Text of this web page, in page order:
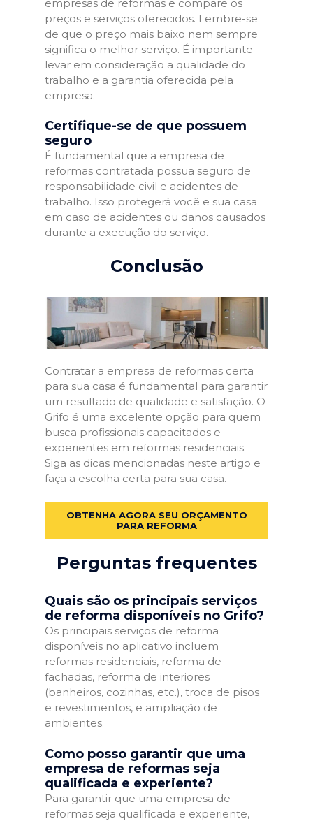
empresas de reformas e compare os
preços e serviços oferecidos. Lembre-se
de que o preço mais baixo nem sempre
significa o melhor serviço. É importante
levar em consideração a qualidade do
trabalho e a garantia oferecida pela
empresa.
Certifique-se de que possuem
seguro
É fundamental que a empresa de
reformas contratada possua seguro de
responsabilidade civil e acidentes de
trabalho. Isso protegerá você e sua casa
em caso de acidentes ou danos causados
durante a execução do serviço.
Conclusão
Contratar a empresa de reformas certa
para sua casa é fundamental para garantir
um resultado de qualidade e satisfação. O
Grifo é uma excelente opção para quem
busca profissionais capacitados e
experientes em reformas residenciais.
Siga as dicas mencionadas neste artigo e
faça a escolha certa para sua casa.
OBTENHA AGORA SEU ORÇAMENTO
PARA REFORMA
Perguntas frequentes
Quais são os principais serviços
de reforma disponíveis no Grifo?
Os principais serviços de reforma
disponíveis no aplicativo incluem
reformas residenciais, reforma de
fachadas, reforma de interiores
(banheiros, cozinhas, etc.), troca de pisos
e revestimentos, e ampliação de
ambientes.
Como posso garantir que uma
empresa de reformas seja
qualificada e experiente?
Para garantir que uma empresa de
reformas seja qualificada e experiente,